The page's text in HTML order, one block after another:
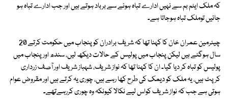
کہ ملک ایٹم بم سے نہیں ادارے تباہ ہونے سے برباد ہوتے ہیں اور جب ادارے تباہ ہو
جائیں توملک تباہ ہوجاتا ہے۔
چیئرمین عمران خان کا کہنا تھا کہ شریف برادران کو پنجاب میں حکومت کرتے 20
سال ہوگئے ہیں لیکن پنجاب میں پولیس کے حالات دیکھ لیں، سندھ اور پنجاب میں
پولیس کو تباہ کر دیا گیا۔ ان کا کہنا تھا کہ نواز شریف، شہباز شریف اور آصف زرداری
کرپٹ ہیں، یہ ملک کو دیمک کی طرح کھا رہے ہیں، چوری یہ کرتے ہیں اور مقروض عوام
ہوتی ہے جب کہ نواز شریف کواس لیے نکالا کیونکہ وہ چوری کررہےتھے۔